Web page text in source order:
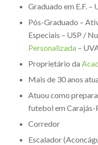
Graduado em E.F. –
Pós-Graduado –
Especiais – USP /
Personalizada–
Proprietário da
Mais de 30 anos
Atuou como
futebol em Carajás-
Corredor
Escalador